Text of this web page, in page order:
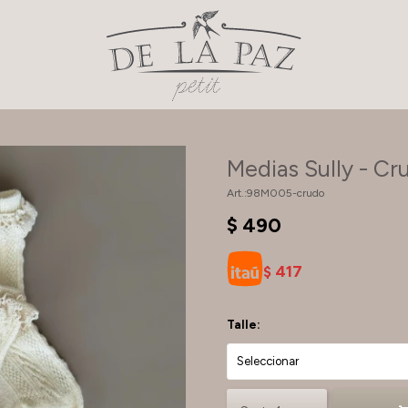
Medias Sully -
98M005-crudo
$ 490
$ 417
Talle: